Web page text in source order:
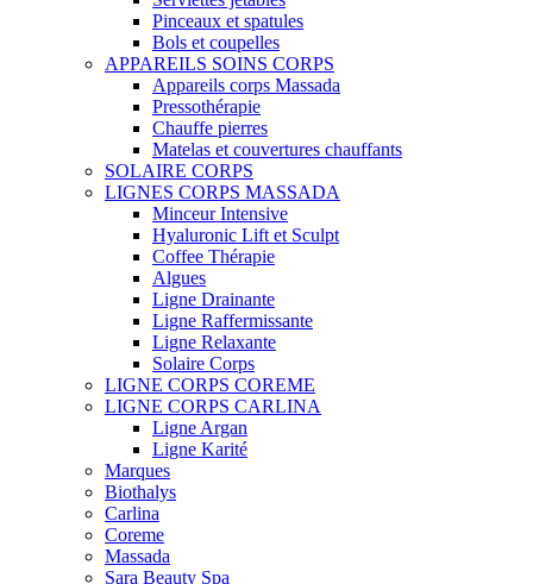
Pinceaux et spatules
Bols et coupelles
APPAREILS SOINS CORPS
Appareils corps Massada
Pressothérapie
Chauffe pierres
Matelas et couvertures chauffants
SOLAIRE CORPS
LIGNES CORPS MASSADA
Minceur Intensive
Hyaluronic Lift et Sculpt
Coffee Thérapie
Algues
Ligne Drainante
Ligne Raffermissante
Ligne Relaxante
Solaire Corps
LIGNE CORPS COREME
LIGNE CORPS CARLINA
Ligne Argan
Ligne Karité
Marques
Biothalys
Carlina
Coreme
Massada
Sara Beauty Spa